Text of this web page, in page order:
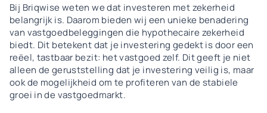
Bij Briqwise weten we dat investeren met zekerheid
belangrijk is. Daarom bieden wij een unieke benadering
van vastgoedbeleggingen die hypothecaire zekerheid
biedt. Dit betekent dat je investering gedekt is door een
reëel, tastbaar bezit: het vastgoed zelf. Dit geeft je niet
alleen de geruststelling dat je investering veilig is, maar
ook de mogelijkheid om te profiteren van de stabiele
groei in de vastgoedmarkt.